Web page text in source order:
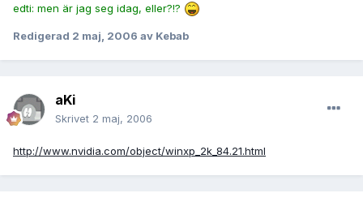
edti: men är jag seg idag, eller?!?
Redigerad 2 maj, 2006 av Kebab
aKi
Skrivet 2 maj, 2006
http://www.nvidia.com/object/winxp_2k_84.21.html